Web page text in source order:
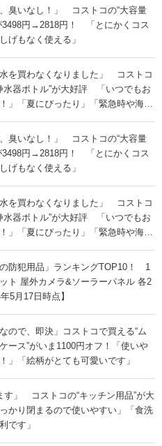
、臭いなし！」 コストコの“大容量
3498円→2818円！ 「とにかくコス
げもなく使える」
水を買わなくなりました」 コストコ
水器ボトル”が大好評 「いつでもお
」「夏にぴったり」「緊急時や海外
、臭いなし！」 コストコの“大容量
3498円→2818円！ 「とにかくコス
げもなく使える」
水を買わなくなりました」 コストコ
水器ボトル”が大好評 「いつでもお
」「夏にぴったり」「緊急時や海外
の防犯用品」ランキングTOP10！ 1
ト 屋外カメラ&ソーラーパネル 各2
5月17日時点】
ので、即決」コストコで買える“ム
ース”がいま1100円オフ！「使いや
」「絵柄がとても可愛いです」
す」 コストコの“キッチン用品”が大
かり閉まるので使いやすい」「食洗
です」